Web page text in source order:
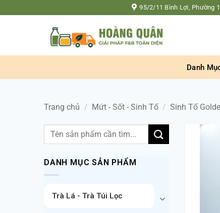
qua
95/2/11 Bình Lợi, Phường
Danh
Trang chủ / Mứt - Sốt - Sinh Tố / Sinh Tố
Tìm
DANH MỤC SẢN PHẨM
Trà Lá - Trà Túi Lọc